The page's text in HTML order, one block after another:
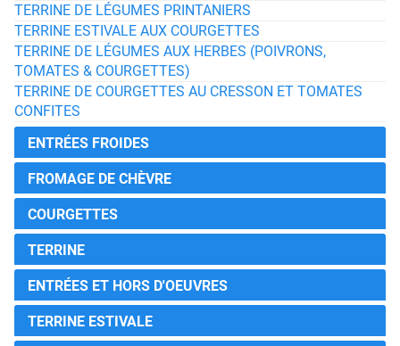
TERRINE DE LÉGUMES PRINTANIERS
TERRINE ESTIVALE AUX COURGETTES
TERRINE DE LÉGUMES AUX HERBES (POIVRONS,
TOMATES & COURGETTES)
TERRINE DE COURGETTES AU CRESSON ET TOMATES
CONFITES
ENTRÉES FROIDES
FROMAGE DE CHÈVRE
COURGETTES
TERRINE
ENTRÉES ET HORS D'OEUVRES
TERRINE ESTIVALE